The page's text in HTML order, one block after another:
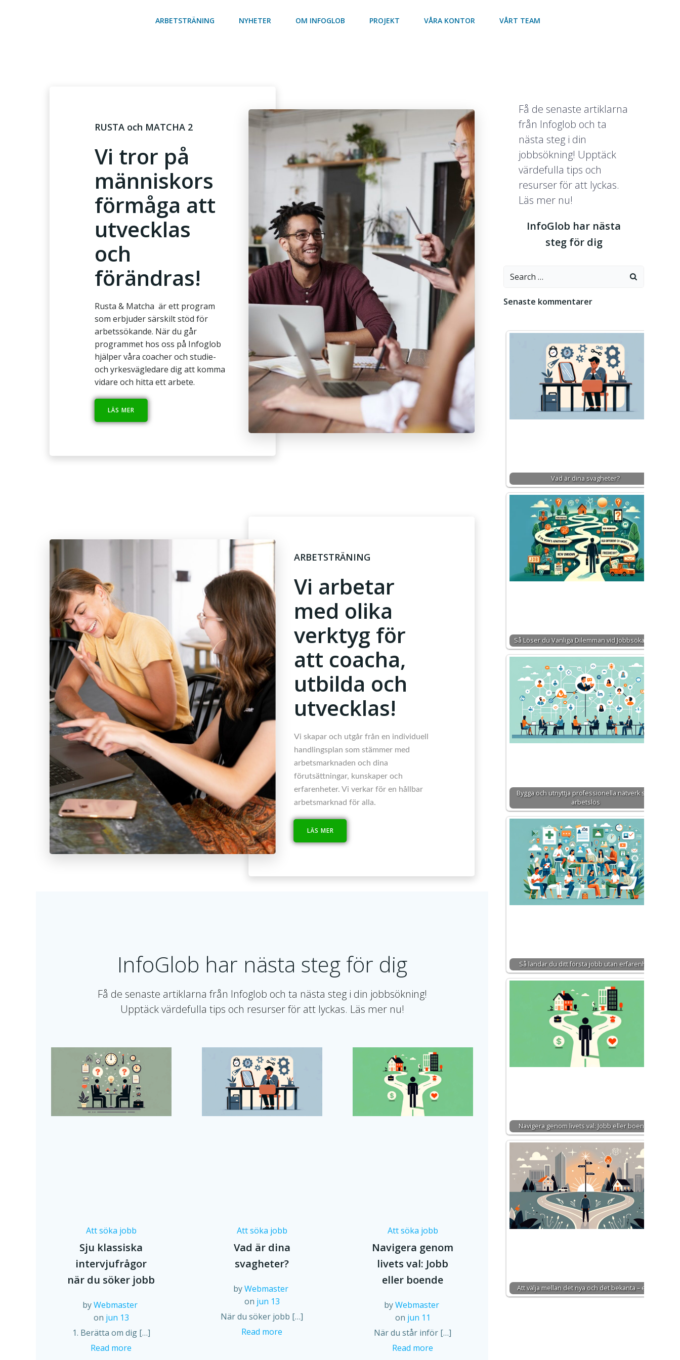
ARBETSTRÄNING NYHETER OM INFOGLOB PROJEKT VÅRA KONTOR VÅRT TEAM
RUSTA och MATCHA 2
Vi tror på
människors
förmåga att
utvecklas
och
förändras!
Rusta & Matcha är ett program
som erbjuder särskilt stöd för
arbetssökande. När du går
programmet hos oss på Infoglob
hjälper våra coacher och studie-
och yrkesvägledare dig att komma
vidare och hitta ett arbete.
LÄS MER
ARBETSTRÄNING
Vi arbetar
med olika
verktyg för
att coacha,
utbilda och
utvecklas!
Vi skapar och utgår från en individuell
handlingsplan som stämmer med
arbetsmarknaden och dina
förutsättningar, kunskaper och
erfarenheter. Vi verkar för en hållbar
arbetsmarknad för alla.
LÄS MER
InfoGlob har nästa steg för dig
Få de senaste artiklarna från Infoglob och ta nästa steg i din jobbsökning!
Upptäck värdefulla tips och resurser för att lyckas. Läs mer nu!
Att söka jobb
Sju klassiska
intervjufrågor
när du söker jobb
by Webmaster
on jun 13
1. Berätta om dig […]
Read more
Att söka jobb
Vad är dina
svagheter?
by Webmaster
on jun 13
När du söker jobb […]
Read more
Att söka jobb
Navigera genom
livets val: Jobb
eller boende
by Webmaster
on jun 11
När du står inför […]
Read more
Få de senaste artiklarna
från Infoglob och ta
nästa steg i din
jobbsökning! Upptäck
värdefulla tips och
resurser för att lyckas.
Läs mer nu!
InfoGlob har nästa
steg för dig
Search
Senaste kommentarer
Vad är dina svagheter?
Så Löser du Vanliga Dilemman vid Jobbsökande
Bygga och utnyttja professionella nätverk som
arbetslös
Så landar du ditt första jobb utan erfarenhet
Navigera genom livets val: Jobb eller boende
Att välja mellan det nya och det bekanta – en…